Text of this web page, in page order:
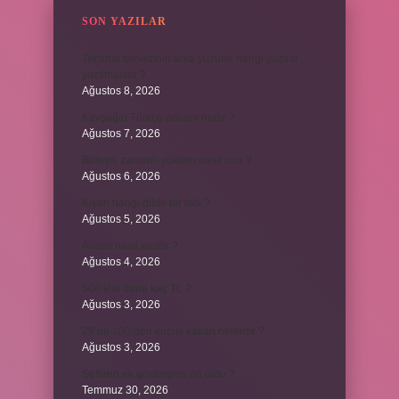
SON YAZILAR
Ağustos 8, 2026
Ağustos 7, 2026
Ağustos 6, 2026
Ağustos 5, 2026
Ağustos 4, 2026
Ağustos 3, 2026
Ağustos 3, 2026
Temmuz 30, 2026